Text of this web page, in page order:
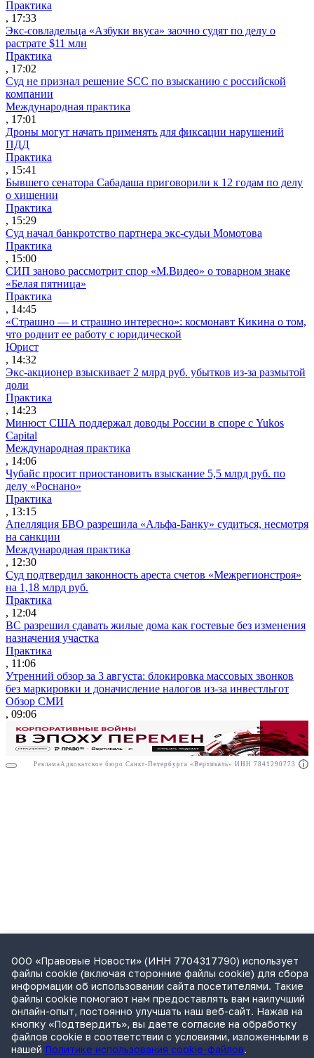
РекламаАО"ПРАВО.РУ" ИНН: 7708095468
Практика
, 17:33
Экс-совладельца «Азбуки вкуса» заочно судят по делу о
растрате $11 млн
Практика
, 17:02
Суд не признал решение SCC по взысканию с российской
компании
Международная практика
, 17:01
Дроны могут начать применять для фиксации нарушений
ПДД
Практика
, 15:41
Бывшего сенатора Сабадаша приговорили к 12 годам по делу
о хищении
Практика
, 15:29
Суд начал банкротство партнера экс-судьи Момотова
Практика
, 15:00
СИП заново рассмотрит спор «М.Видео» о товарном знаке
«Белая пятница»
Практика
, 14:45
«Страшно — и страшно интересно»: космонавт Кикина о том,
что роднит ее работу с юридической
Юрист
, 14:32
Экс-акционер взыскивает 2 млрд руб. убытков из-за размытой
доли
Практика
, 14:23
Минюст США поддержал доводы России в споре с Yukos
Capital
Международная практика
, 14:06
Чубайс просит приостановить взыскание 5,5 млрд руб. по
делу «Роснано»
Практика
, 13:15
Апелляция БВО разрешила «Альфа-Банку» судиться, несмотря
на санкции
Международная практика
, 12:30
Суд подтвердил законность ареста счетов «Межрегионстроя»
на 1,18 млрд руб.
Практика
, 12:04
ВС разрешил сдавать жилые дома как гостевые без изменения
назначения участка
Практика
, 11:06
Утренний обзор за 3 августа: блокировка массовых звонков
без маркировки и доначисление налогов из-за инвестльгот
Обзор СМИ
, 09:06
Реклама Адвокатское бюро Санкт-Петербурга «Вертикаль» ИНН 7841290773
ООО «Правовые Новости» (ИНН 7704317790) использует
файлы cookie (включая сторонние файлы cookie) для сбора
информации об использовании сайта посетителями. Такие
файлы cookie помогают нам предоставлять вам наилучший
онлайн-опыт, постоянно улучшать наш веб-сайт. Нажав на
кнопку «Подтвердить», вы даете согласие на обработку
файлов cookie в соответствии с условиями, изложенными в
нашей Политике использования cookie-файлов.